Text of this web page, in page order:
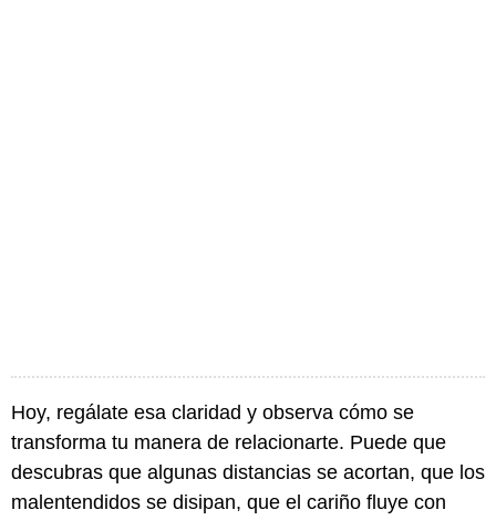
Hoy, regálate esa claridad y observa cómo se
transforma tu manera de relacionarte. Puede que
descubras que algunas distancias se acortan, que los
malentendidos se disipan, que el cariño fluye con